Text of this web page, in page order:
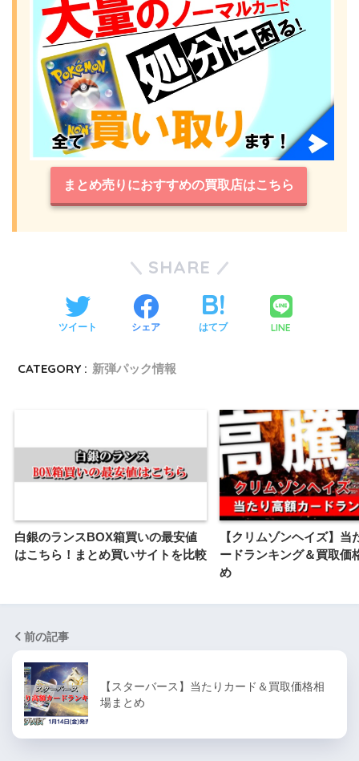
まとめ売りにおすすめの買取店はこちら
SHARE
ツイート シェア はてブ LINE
CATEGORY : 新弾パック情報
白銀のランスBOX箱買いの最安値
はこちら！まとめ買いサイトを比較
【クリムゾンヘイズ】当
ードランキング＆買取価
め
前の記事
【スターバース】当たりカード＆買取価格相
場まとめ